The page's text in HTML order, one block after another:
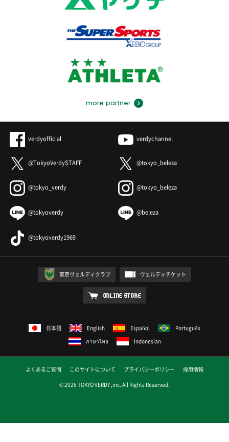
more partner
verdyofficial verdychannel
@TokyoVerdySTAFF @tokyo_beleza
@tokyo_verdy @tokyo_beleza
@tokyoverdy @beleza
@tokyoverdy1969
東京ヴェルディクラブ ヴェルディチケット
ONLINE STORE
日本語 English Español
Português
ภาษาไทย
Indonesian
よくあるご質問 このサイトについて プライバシーポリシー
採用情報
© 2026 TOKYO VERDY ,inc. All Rights Reserved.